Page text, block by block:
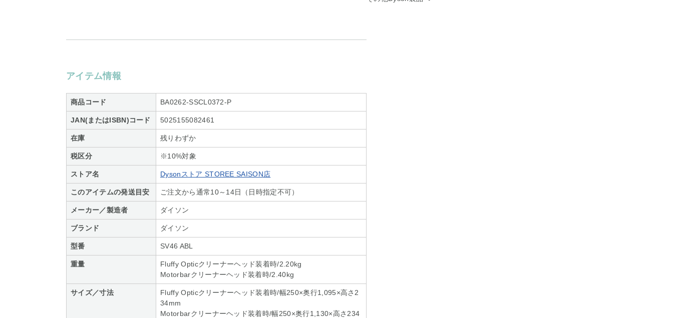
アイテム情報
商品コード BA0262-SSCL0372-P
JAN(またはISBN)コード 5025155082461
在庫 残りわずか
税区分 ※10%対象
ストア名 Dysonストア STOREE SAISON店
このアイテムの発送目安 ご注文から通常10～14日（日時指定不可）
メーカー／製造者 ダイソン
ブランド ダイソン
型番 SV46 ABL
重量
Fluffy Opticクリーナーヘッド装着時/2.20kg
Motorbarクリーナーヘッド装着時/2.40kg
サイズ／寸法
Fluffy Opticクリーナーヘッド装着時/幅250×奥行1,095×高さ2
34mm
Motorbarクリーナーヘッド装着時/幅250×奥行1,130×高さ234